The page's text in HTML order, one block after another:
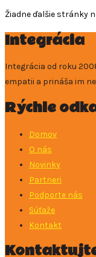
Žiadne ďalšie stránky
Integrácia
Integrácia od roku
empatii a prináša im
Rýchle
Domov
O nás
Novinky
Partneri
Podporte nás
Súťaže
Kontakt